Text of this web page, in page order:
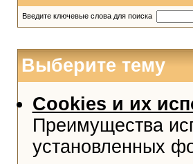
Введите ключевые слова для поиска
Выберите тему
Cookies и их
Преимущества
установленных